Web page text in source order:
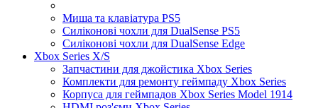
Миша та клавіатура PS5
Силіконові чохли для DualSense PS5
Силіконові чохли для DualSense Edge
Xbox Series X/S
Запчастини для джойстика Xbox Series
Комплекти для ремонту геймпаду Xbox Series
Корпуса для геймпадов Xbox Series Model 1914